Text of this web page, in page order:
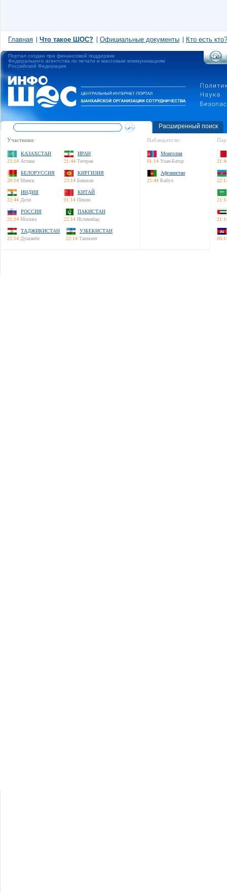
Главная Что такое ШОС? Официальные документы Кто есть кто?
Портал создан при финансовой поддержке
Федерального агентства по печати и массовым коммуникациям
Российской Федерации
Расширенный поиск
Участники:
КАЗАХСТАН
23:14 Астана
ИРАН
21:44 Тегеран
БЕЛОРУССИЯ
20:14 Минск
КИРГИЗИЯ
23:14 Бишкек
ИНДИЯ
22:44 Дели
КИТАЙ
01:14 Пекин
РОССИЯ
21:14 Москва
ПАКИСТАН
22:14 Исламабад
ТАДЖИКИСТАН
22:14 Душанбе
УЗБЕКИСТАН
22:14 Ташкент
Наблюдатели:
Монголия
01:14 Улан-Батор
Афганистан
21:44 Кабул